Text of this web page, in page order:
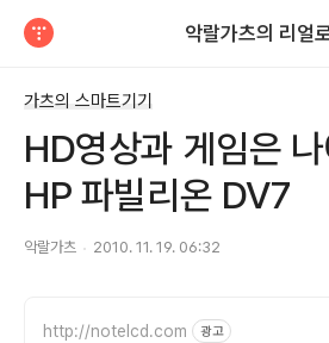
악랄가츠의 리얼
가츠의 스마트기기
HD영상과 게임은
HP 파빌리온 DV7
악랄가츠 2010. 11. 19. 06:32
http://notelcd.com 광고